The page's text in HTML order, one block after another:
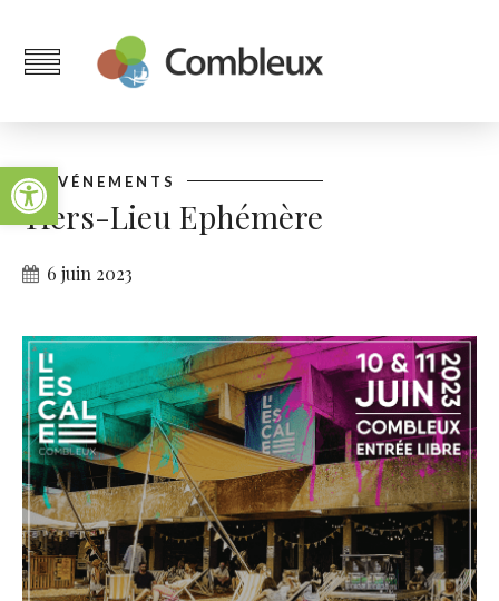
Ouvrir la barre d’outils
ÉVÉNEMENTS
Tiers-Lieu Ephémère
6 juin 2023